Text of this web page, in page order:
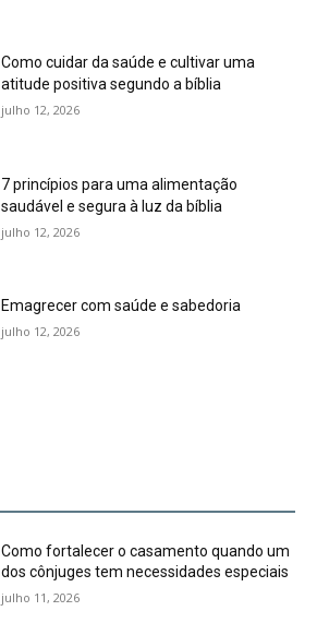
Como cuidar da saúde e cultivar uma
atitude positiva segundo a bíblia
julho 12, 2026
7 princípios para uma alimentação
saudável e segura à luz da bíblia
julho 12, 2026
Emagrecer com saúde e sabedoria
julho 12, 2026
Como fortalecer o casamento quando um
dos cônjuges tem necessidades especiais
julho 11, 2026